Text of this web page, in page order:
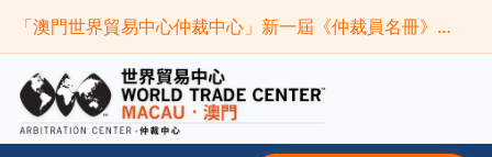
「澳門世界貿易中心仲裁中心」新一屆《仲裁員名冊》現正接受申請(截止時間:2026年9月30日)